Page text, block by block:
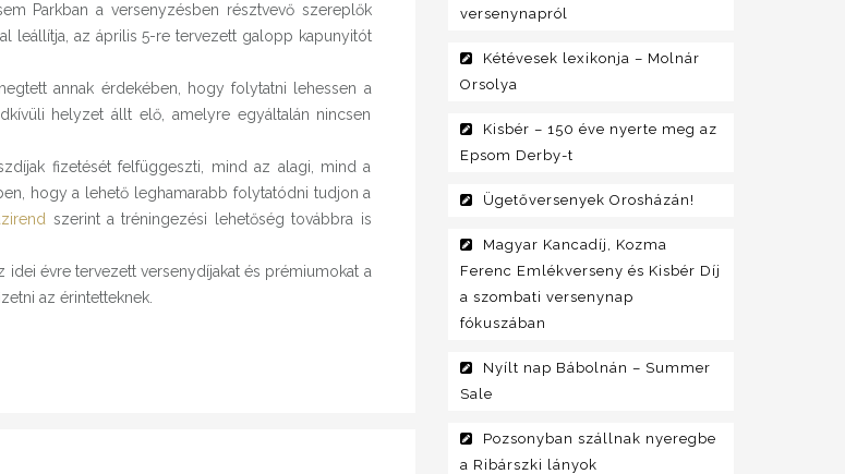
Parkban a versenyzésben résztvevő szereplők
leállítja, az április 5-re tervezett galopp kapunyitót
annak érdekében, hogy folytatni lehessen a
helyzet állt elő, amelyre egyáltalán nincsen
fizetését felfüggeszti, mind az alagi, mind a
hogy a lehető leghamarabb folytatódni tudjon a
szerint a tréningezési lehetőség továbbra is
évre tervezett versenydíjakat és prémiumokat a
az érintetteknek.
versenynapról
Kétévesek lexikonja – Molnár
Orsolya
Kisbér – 150 éve nyerte meg az
Epsom Derby-t
Ügetőversenyek Orosházán!
Magyar Kancadíj, Kozma
Ferenc Emlékverseny és Kisbér Díj
a szombati versenynap
fókuszában
Nyílt nap Bábolnán – Summer
Sale
Pozsonyban szállnak nyeregbe
a Ribárszki lányok